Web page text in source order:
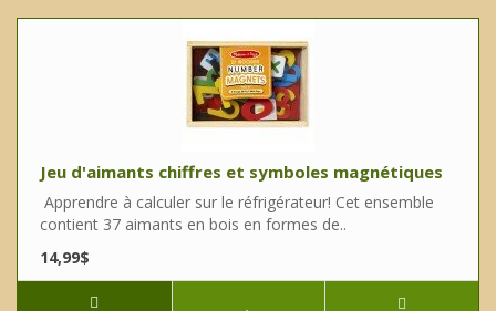
Jeu d'aimants chiffres et symboles magnétiques
Apprendre à calculer sur le réfrigérateur! Cet ensemble
contient 37 aimants en bois en formes de..
14,99$